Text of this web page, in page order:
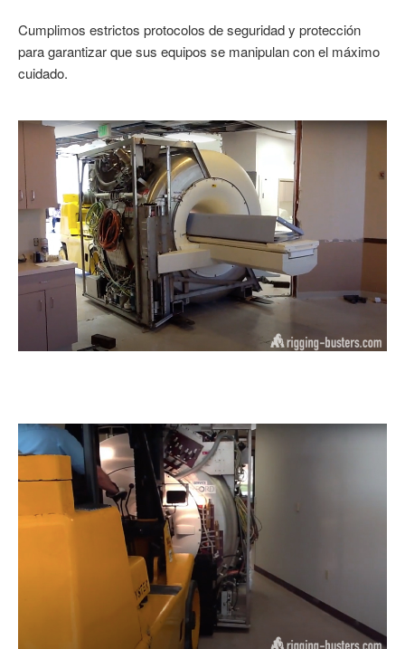
Cumplimos estrictos protocolos de seguridad y protección
para garantizar que sus equipos se manipulan con el máximo
cuidado.